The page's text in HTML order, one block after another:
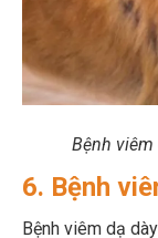
Bệnh
6. Bệnh
Bệnh viêm dạ